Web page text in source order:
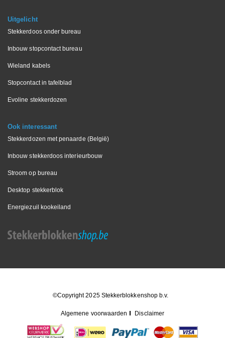
Uitgelicht
Stekkerdoos onder bureau
Inbouw stopcontact bureau
Wieland kabels
Stopcontact in tafelblad
Evoline stekkerdozen
Ook interessant
Stekkerdozen met penaarde (België)
Inbouw stekkerdoos interieurbouw
Stroom op bureau
Desktop stekkerblok
Energiezuil kookeiland
©Copyright 2025 Stekkerblokkenshop b.v.
Algemene voorwaarden Disclaimer